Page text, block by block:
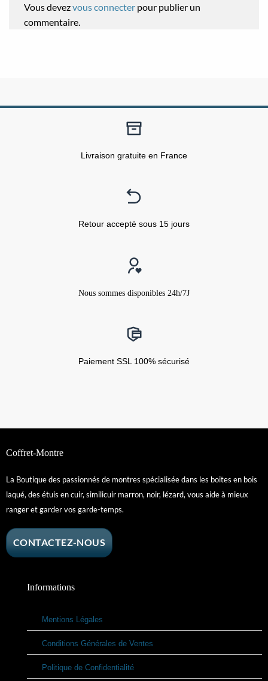
Vous devezvous connecter pour publier un
commentaire.
Livraison gratuite en France
Retour accepté sous 15 jours
Nous sommes disponibles 24h/7J
Paiement SSL 100% sécurisé
Coffret-Montre
La Boutique des passionnés de montres spécialisée dans les boites en bois
laqué, des étuis en cuir, similicuir marron, noir, lézard, vous aide à mieux
ranger et garder vos garde-temps.
CONTACTEZ-NOUS
Informations
Mentions Légales
Conditions Générales de Ventes
Politique de Confidentialité